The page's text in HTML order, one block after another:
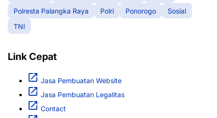
Polresta Palangka Raya
Polri Ponorogo
Sosial
TNI
Link Cepat
Jasa Pembuatan Website
Jasa Pembuatan Legalitas
Contact